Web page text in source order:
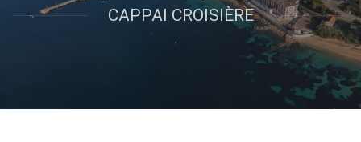
CAPPAI CROISIÈRE